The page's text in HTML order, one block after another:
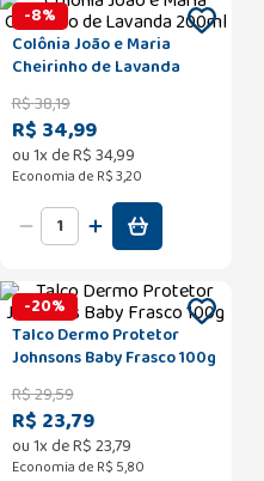
-8%
Colônia João e Maria
Cheirinho de Lavanda
200ml
R$38,19
R$ 34,99
ou1x deR$34,99
Economia de R$ 3,20
-20%
Talco Dermo Protetor
Johnsons Baby Frasco 100g
R$29,59
R$ 23,79
ou1x deR$23,79
Economia de R$ 5,80